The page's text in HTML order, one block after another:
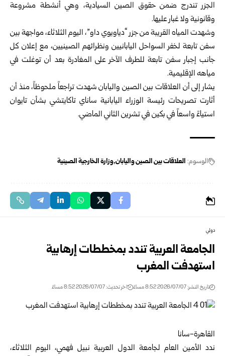
الجزر تندرج ضمن حقوق الصين السيادية، وهي أنشطة مشروعة
وقانونية ولا غبار عليها.
وشهدت المياه القريبة من جزر “دياويوي داو”، اليوم الثلاثاء، مواجهة بين
سفن تابعة لخفر السواحل اليابانيين ونظرائهم الصينيين، مع إعلان كل
جانب إجبار سفن تابعة للطرف الآخر على المغادرة بعد أن توغلت في
مياهه الإقليمية.
يشار إلى أن العلاقات بين الصين واليابان شهدت تراجعاً ملحوظاً، منذ أن
أثارت تصريحات رئيسة الوزراء اليابانية ساناي تاكايتشي بشأن تايوان
استياءً واسعاً في بكين في تشرين الثاني الماضي.
الوسوم: العلاقات بين الصين واليابان وزارة الخارجية الصينية
دولي
الجامعة العربية تندد بمخططات إرهابية
استهدفت المغرب
تاريخ النشر: 2026/07/07 8:52 مساءً اخر تحديث: 2026/07/07 8:52 مساءً
القاهرة-سانا‏
ندد الأمين العام لجامعة الدول العربيةنبيل فهمي، اليوم الثلاثاء،